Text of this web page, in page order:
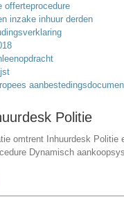
offerteprocedure
inzake inhuur derden
Politie
omtrent Inhuurdesk Politie
Dynamisch